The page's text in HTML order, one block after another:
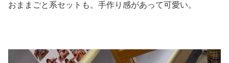
おままごと系セットも。手作り感があって可愛い。